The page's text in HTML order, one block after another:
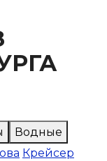
Водные
Крейсер